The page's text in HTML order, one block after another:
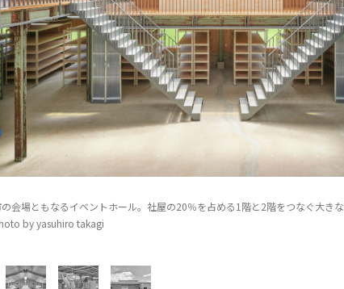
会場ともなるイベントホール。社屋の20％を占める1階と2階をつなぐ大き
by yasuhiro takagi